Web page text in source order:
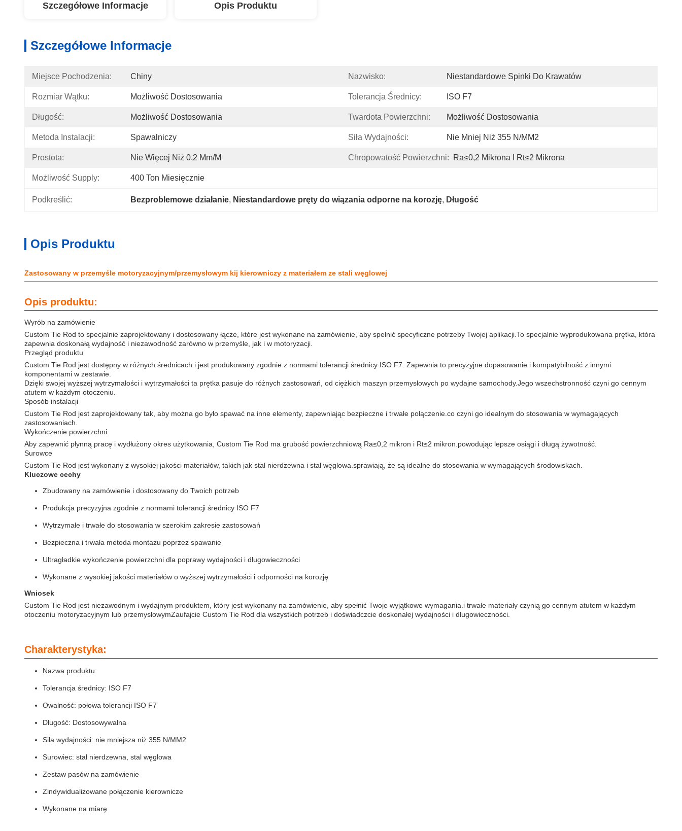
Szczegółowe Informacje Opis Produktu
Szczegółowe Informacje
Miejsce Pochodzenia: Chiny Nazwisko: Niestandardowe Spinki Do Krawatów
Rozmiar Wątku: Możliwość Dostosowania Tolerancja Średnicy: ISO F7
Długość: Możliwość Dostosowania Twardota Powierzchni: Możliwość Dostosowania
Metoda Instalacji: Spawalniczy Siła Wydajności: Nie Mniej Niż 355 N/MM2
Prostota: Nie Więcej Niż 0,2 Mm/m Chropowatość Powierzchni: Ra≤0,2 Mikrona I Rt≤2 Mikrona
Możliwość Supply: 400 Ton Miesięcznie
Podkreślić: Bezproblemowe działanie, Niestandardowe pręty do wiązania odporne na korozję, Długość
Opis Produktu
Zastosowany w przemyśle motoryzacyjnym/przemysłowym kij kierowniczy z materiałem ze stali węglowej
Opis produktu:
Wyrób na zamówienie
Custom Tie Rod to specjalnie zaprojektowany i dostosowany łącze, które jest wykonane na zamówienie, aby spełnić specyficzne potrzeby Twojej aplikacji.To specjalnie wyprodukowana prętka, która
zapewnia doskonałą wydajność i niezawodność zarówno w przemyśle, jak i w motoryzacji.
Przegląd produktu
Custom Tie Rod jest dostępny w różnych średnicach i jest produkowany zgodnie z normami tolerancji średnicy ISO F7. Zapewnia to precyzyjne dopasowanie i kompatybilność z innymi
komponentami w zestawie.
Dzięki swojej wyższej wytrzymałości i wytrzymałości ta prętka pasuje do różnych zastosowań, od ciężkich maszyn przemysłowych po wydajne samochody.Jego wszechstronność czyni go cennym
atutem w każdym otoczeniu.
Sposób instalacji
Custom Tie Rod jest zaprojektowany tak, aby można go było spawać na inne elementy, zapewniając bezpieczne i trwałe połączenie.co czyni go idealnym do stosowania w wymagających
zastosowaniach.
Wykończenie powierzchni
Aby zapewnić płynną pracę i wydłużony okres użytkowania, Custom Tie Rod ma grubość powierzchniową Ra≤0,2 mikron i Rt≤2 mikron.powodując lepsze osiągi i długą żywotność.
Surowce
Custom Tie Rod jest wykonany z wysokiej jakości materiałów, takich jak stal nierdzewna i stal węglowa.sprawiają, że są idealne do stosowania w wymagających środowiskach.
Kluczowe cechy
Zbudowany na zamówienie i dostosowany do Twoich potrzeb
Produkcja precyzyjna zgodnie z normami tolerancji średnicy ISO F7
Wytrzymałe i trwałe do stosowania w szerokim zakresie zastosowań
Bezpieczna i trwała metoda montażu poprzez spawanie
Ultragładkie wykończenie powierzchni dla poprawy wydajności i długowieczności
Wykonane z wysokiej jakości materiałów o wyższej wytrzymałości i odporności na korozję
Wniosek
Custom Tie Rod jest niezawodnym i wydajnym produktem, który jest wykonany na zamówienie, aby spełnić Twoje wyjątkowe wymagania.i trwałe materiały czynią go cennym atutem w każdym
otoczeniu motoryzacyjnym lub przemysłowymZaufajcie Custom Tie Rod dla wszystkich potrzeb i doświadczcie doskonałej wydajności i długowieczności.
Charakterystyka:
Nazwa produktu:
Tolerancja średnicy: ISO F7
Owalność: połowa tolerancji ISO F7
Długość: Dostosowywalna
Siła wydajności: nie mniejsza niż 355 N/MM2
Surowiec: stal nierdzewna, stal węglowa
Zestaw pasów na zamówienie
Zindywidualizowane połączenie kierownicze
Wykonane na miarę